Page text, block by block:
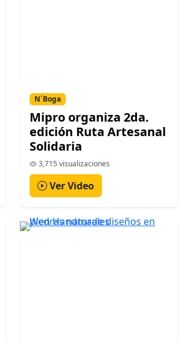
N´Boga
Mipro organiza 2da.
edición Ruta Artesanal
Solidaria
3,715 visualizaciones
Ver Video